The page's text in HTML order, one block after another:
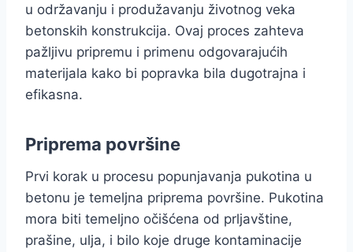
u održavanju i produžavanju životnog veka
betonskih konstrukcija. Ovaj proces zahteva
pažljivu pripremu i primenu odgovarajućih
materijala kako bi popravka bila dugotrajna i
efikasna.
Priprema površine
Prvi korak u procesu popunjavanja pukotina u
betonu je temeljna priprema površine. Pukotina
mora biti temeljno očišćena od prljavštine,
prašine, ulja, i bilo koje druge kontaminacije